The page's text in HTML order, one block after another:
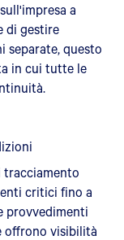
a
di gestire
questo
in cui tutte le
critici fino a
provvedimenti
offrono visibilità